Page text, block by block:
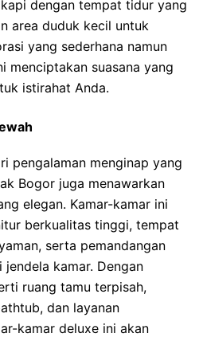
dengan tempat tidur yang
area duduk kecil untuk
yang sederhana namun
menciptakan suasana yang
istirahat Anda.
pengalaman menginap yang
Bogor juga menawarkan
elegan. Kamar-kamar ini
berkualitas tinggi, tempat
serta pemandangan
kamar. Dengan
ruang tamu terpisah,
dan layanan
kamar deluxe ini akan